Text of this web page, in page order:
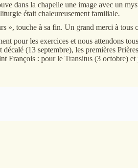
dans la chapelle une image avec un
était chaleureusement familiale.
», touche à sa fin. Un grand merci à tous
pour les exercices et nous attendons
(13 septembre), les premières
François : pour le Transitus (3 octobre)